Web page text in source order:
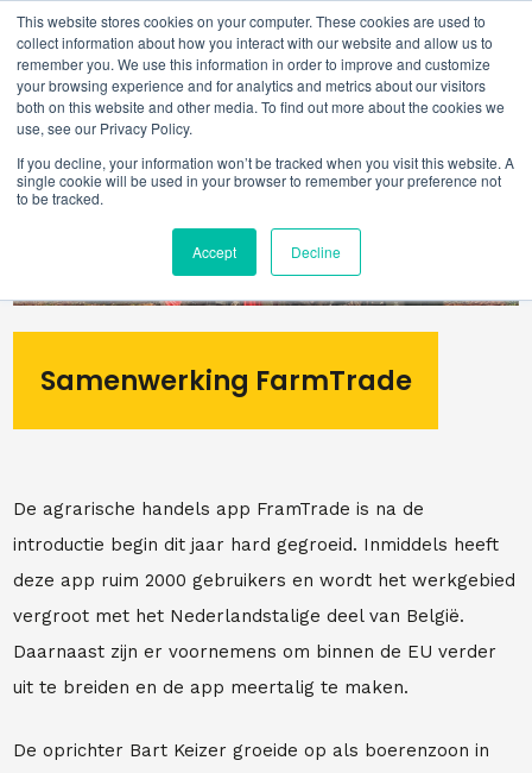
This website stores cookies on your computer. These cookies are used to
collect information about how you interact with our website and allow us to
remember you. We use this information in order to improve and customize
your browsing experience and for analytics and metrics about our visitors
both on this website and other media. To find out more about the cookies we
use, see our Privacy Policy.
If you decline, your information won’t be tracked when you visit this website. A
single cookie will be used in your browser to remember your preference not
to be tracked.
Accept Decline
Samenwerking FarmTrade
De agrarische handels app FramTrade is na de
introductie begin dit jaar hard gegroeid. Inmiddels heeft
deze app ruim 2000 gebruikers en wordt het werkgebied
vergroot met het Nederlandstalige deel van België.
Daarnaast zijn er voornemens om binnen de EU verder
uit te breiden en de app meertalig te maken.
De oprichter Bart Keizer groeide op als boerenzoon in